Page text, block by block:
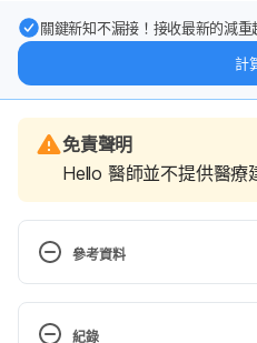
關鍵新知不漏接！接收最新的減
計
免責聲明
Hello 醫師並不提供醫療
參考資料
What is Advanced
https://
紀錄